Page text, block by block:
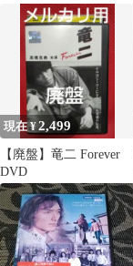
友介【Blu-ray】
現在 ¥2,499
【廃盤】竜二 Forever
DVD